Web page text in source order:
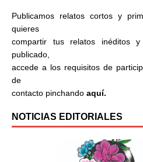
Publicamos relatos cortos y
quieres
compartir tus relatos inéditos
publicado,
accede a los requisitos de
de
contacto pinchando aquí.
NOTICIAS EDITORIALES